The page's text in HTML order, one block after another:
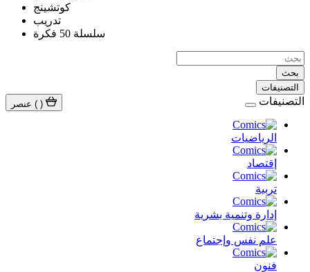
كوتشينج
تدريب
سلسلة 50 فكرة
بحث
) عنصر
التصنيفات
التصنيفات
الرياضيات
إقتصاد
تربية
إدارة وتنمية بشرية
علم نفس وإجتماع
فنون